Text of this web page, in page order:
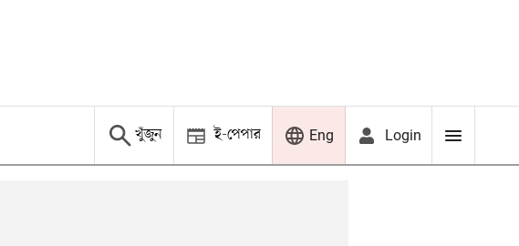
খুঁজুন ই-পেপার Eng Login